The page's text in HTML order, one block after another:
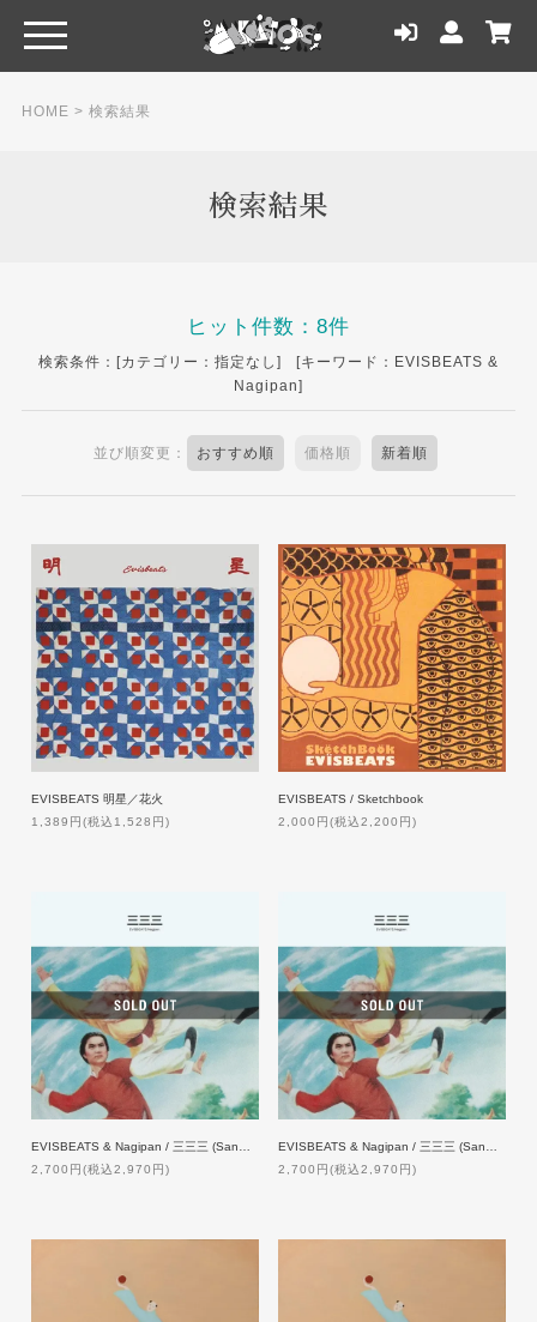
HOME > 検索結果
検索結果
ヒット件数：8件
検索条件：[カテゴリー：指定なし] [キーワード：EVISBEATS &
Nagipan]
並び順変更： おすすめ順 価格順 新着順
EVISBEATS 明星／花火
1,389円(税込1,528円)
EVISBEATS / Sketchbook
2,000円(税込2,200円)
2,700円(税込2,970円)
2,700円(税込2,970円)